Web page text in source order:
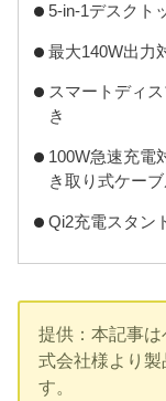
5-in-1デスクト
最大140W出力
スマートディ
き
100W急速充電
き取り式ケー
Qi2充電スタン
提供：本記事
式会社様より
す。